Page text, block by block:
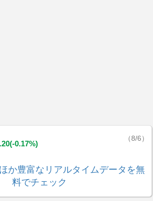
0.17%)
（8/6）
か豊富なリアルタイムデータを無
料でチェック